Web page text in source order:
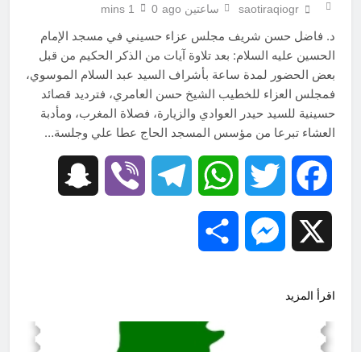
saotiraqiogr ساعتين ago 0
1 mins
د. فاضل حسن شريف مجلس عزاء حسيني في مسجد الإمام
الحسين عليه السلام: بعد تلاوة آيات من الذكر الحكيم من قبل
بعض الحضور لمدة ساعة بأشراف السيد عبد السلام الموسوي،
فمجلس العزاء للخطيب الشيخ حسن العامري، فترديد قصائد
حسينية للسيد حيدر العوادي والزيارة، فصلاة المغرب، ومأدبة
العشاء تبرعا من مؤسس المسجد الحاج عطا علي وجلسة…
Facebook
Twitter
WhatsApp
Telegram
Viber
Messenger
اقرأ المزيد